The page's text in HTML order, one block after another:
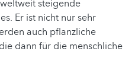
steigende
Er ist nicht nur sehr
auch pflanzliche
dann für die menschliche